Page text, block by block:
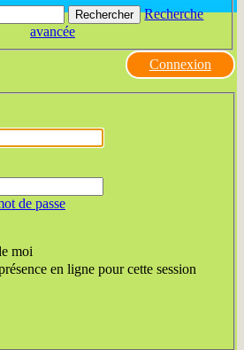
Rechercher
Recherche
avancée
Connexion
de passe
moi
en ligne pour cette session